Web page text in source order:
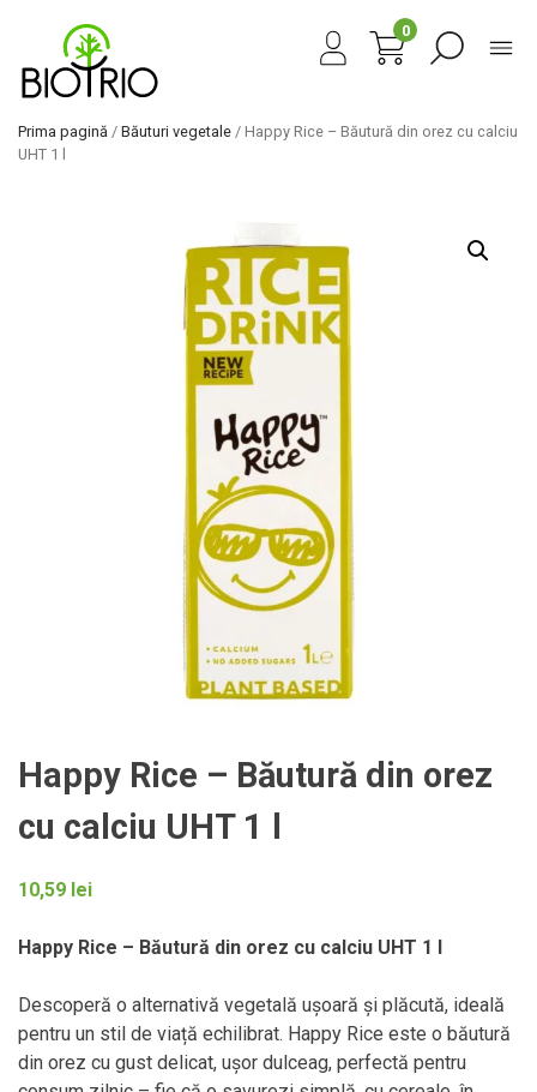
0
Prima pagină / Băuturi vegetale / Happy Rice – Băutură din orez cu calciu
UHT 1 l
Happy Rice – Băutură din orez
cu calciu UHT 1 l
10,59 lei
Happy Rice – Băutură din orez cu calciu UHT 1 l
Descoperă o alternativă vegetală ușoară și plăcută, ideală
pentru un stil de viață echilibrat. Happy Rice este o băutură
din orez cu gust delicat, ușor dulceag, perfectă pentru